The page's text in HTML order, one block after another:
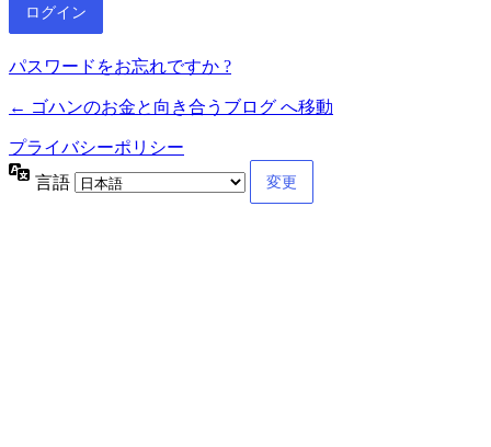
パスワードをお忘れですか ?
← ゴハンのお金と向き合うブログ へ移動
プライバシーポリシー
言語